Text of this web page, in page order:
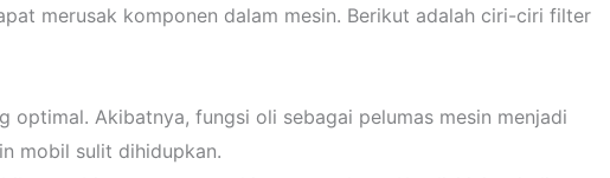
merusak komponen dalam mesin. Berikut adalah ciri-ciri filter
Akibatnya, fungsi oli sebagai pelumas mesin menjadi
mobil sulit dihidupkan.